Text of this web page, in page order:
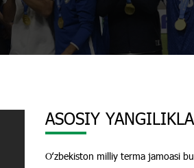
ASOSIY
Oʻzbekiston milliy terma jamoasi